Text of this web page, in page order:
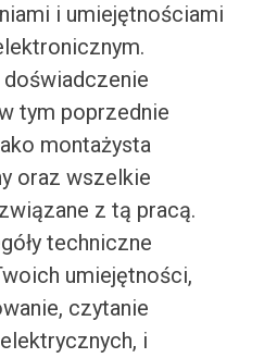
i umiejętnościami
tym poprzednie
montażysta
oraz wszelkie
z tą pracą.
techniczne
umiejętności,
czytanie
i